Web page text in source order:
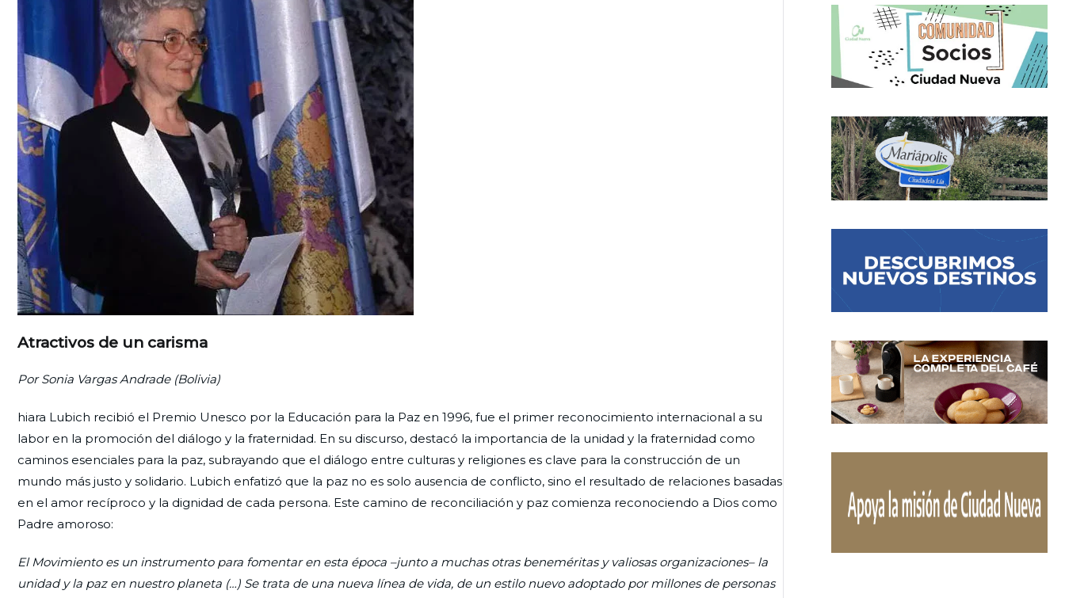
Atractivos de un carisma
Por Sonia Vargas Andrade (Bolivia)
hiara Lubich recibió el Premio Unesco por la Educación para la Paz en 1996, fue el primer reconocimiento internacional a su
labor en la promoción del diálogo y la fraternidad. En su discurso, destacó la importancia de la unidad y la fraternidad como
caminos esenciales para la paz, subrayando que el diálogo entre culturas y religiones es clave para la construcción de un
mundo más justo y solidario. Lubich enfatizó que la paz no es solo ausencia de conflicto, sino el resultado de relaciones basadas
en el amor recíproco y la dignidad de cada persona. Este camino de reconciliación y paz comienza reconociendo a Dios como
Padre amoroso:
El Movimiento es un instrumento para fomentar en esta época –junto a muchas otras beneméritas y valiosas organizaciones– la
unidad y la paz en nuestro planeta (…) Se trata de una nueva línea de vida, de un estilo nuevo adoptado por millones de personas